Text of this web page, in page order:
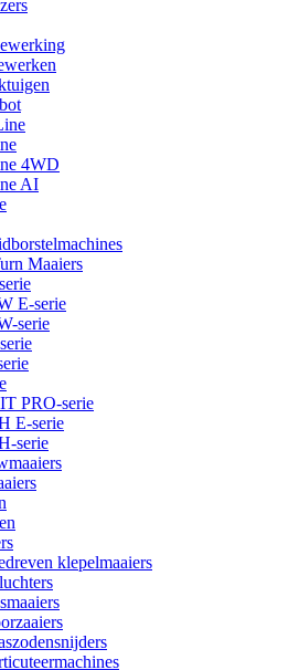
4WD
AI
Maaiers
E-serie
serie
PRO-serie
E-serie
serie
klepelmaaiers